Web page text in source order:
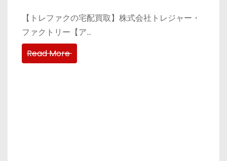
【トレファクの宅配買取】株式会社トレジャー・
ファクトリー【ア…
Read More